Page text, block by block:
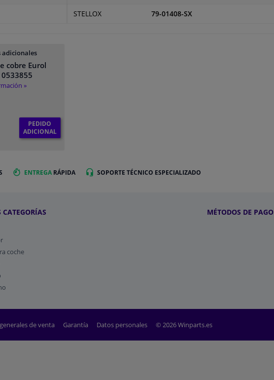
STELLOX 79-01408-SX
adicionales
cobre Eurol
»
PEDIDO
ADICIONAL
ENTREGA RÁPIDA SOPORTE TÉCNICO ESPECIALIZADO
coche
MÉTODOS DE PAGO
de venta Garantía Datos personales © 2026 Winparts.es